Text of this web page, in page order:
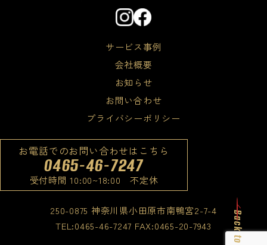
Back to up
サービス事例
会社概要
お知らせ
お問い合わせ
プライバシーポリシー
お電話でのお問い合わせはこちら
0465-46-7247
受付時間 10:00~18:00 不定休
250-0875 神奈川県小田原市南鴨宮2-7-4
TEL:0465-46-7247 FAX:0465-20-7943